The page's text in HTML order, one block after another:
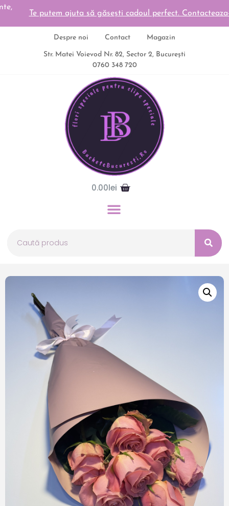
Te putem ajuta să găsești cadoul perfect. Contacteaza-ne
Despre noi Contact Magazin
Str. Matei Voievod Nr. 82, Sector 2, București
0760 348 720
0.00lei